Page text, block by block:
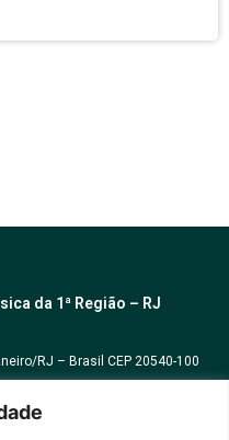
da 1ª Região – RJ
RJ – Brasil CEP 20540-100